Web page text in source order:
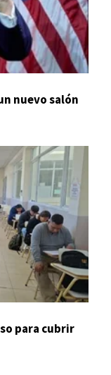
nuevo salón
para cubrir